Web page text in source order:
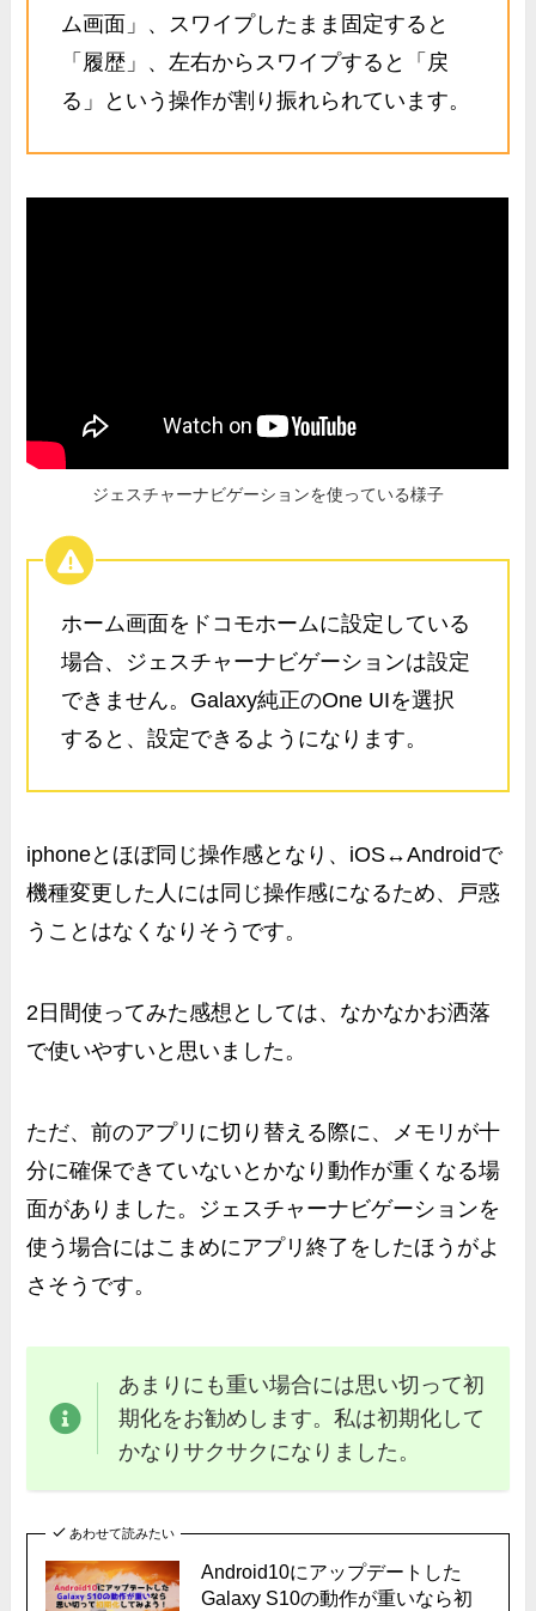
ム画面」、スワイプしたまま固定すると
「履歴」、左右からスワイプすると「戻
る」という操作が割り振れられています。
ジェスチャーナビゲーションを使っている様子
ホーム画面をドコモホームに設定している
場合、ジェスチャーナビゲーションは設定
できません。Galaxy純正のOne UIを選択
すると、設定できるようになります。
iphoneとほぼ同じ操作感となり、iOS↔Androidで
機種変更した人には同じ操作感になるため、戸惑
うことはなくなりそうです。
2日間使ってみた感想としては、なかなかお洒落
で使いやすいと思いました。
ただ、前のアプリに切り替える際に、
メモリが十
分に確保できていないとかなり動作が重くなる場
面がありました。ジェスチャーナビゲーションを
使う場合にはこまめにアプリ終了をしたほうがよ
さそうです。
あまりにも重い場合には思い切って初
期化をお勧め します。私は初期化して
かなりサクサクになりました。
あわせて読みたい
Android10にアップデートした
Galaxy S10の動作が重いなら初